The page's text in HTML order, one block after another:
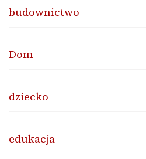
budownictwo
Dom
dziecko
edukacja